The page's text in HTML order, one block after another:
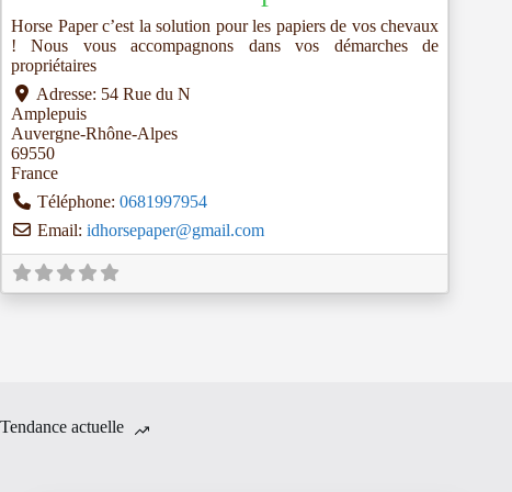
Horse Paper c’est la solution pour les papiers de vos chevaux
! Nous vous accompagnons dans vos démarches de
propriétaires
Adresse: 54 Rue du N
Amplepuis
Auvergne-Rhône-Alpes
69550
France
Téléphone: 0681997954
Email: idhorsepaper@gmail.com
Tendance actuelle